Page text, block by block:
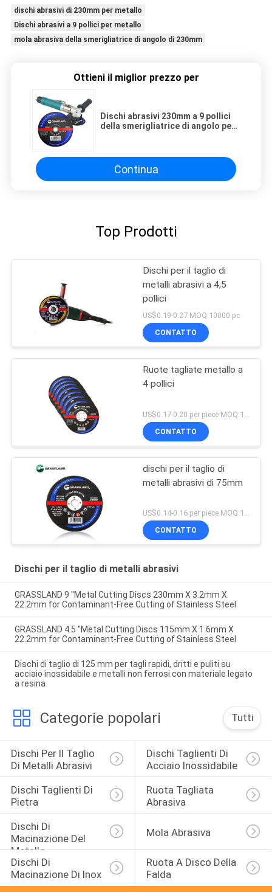
dischi abrasivi di 230mm per metallo
Dischi abrasivi a 9 pollici per metallo
mola abrasiva della smerigliatrice di angolo di 230mm
Ottieni il miglior prezzo per
Dischi abrasivi 230mm a 9 pollici
della smerigliatrice di angolo per
Continua
Top Prodotti
Dischi per il taglio di
metalli abrasivi a 4,5
pollici
US$0.19-0.27 MOQ:10000 pc
CONTATTO
Ruote tagliate metallo a
4 pollici
CONTATTO
dischi per il taglio di
metalli abrasivi di 75mm
US$0.14-0.16 per piece MOQ:10000
CONTATTO
Dischi per il taglio di metalli abrasivi
GRASSLAND 9 "Metal Cutting Discs 230mm X 3.2mm X
22.2mm for Contaminant-Free Cutting of Stainless Steel
GRASSLAND 4.5 "Metal Cutting Discs 115mm X 1.6mm X
22.2mm for Contaminant-Free Cutting of Stainless Steel
Dischi di taglio di 125 mm per tagli rapidi, dritti e puliti su
acciaio inossidabile e metalli non ferrosi con materiale legato
a resina
Categorie popolari Tutti
Dischi Per Il Taglio
Di Metalli Abrasivi
Dischi Taglienti Di
Acciaio Inossidabile
Dischi Taglienti Di
Pietra
Ruota Tagliata
Abrasiva
Dischi Di
Macinazione Del
Metallo
Mola Abrasiva
Dischi Di
Macinazione Di Inox
Ruota A Disco Della
Falda